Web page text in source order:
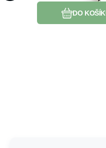
DO
prostor pro větší